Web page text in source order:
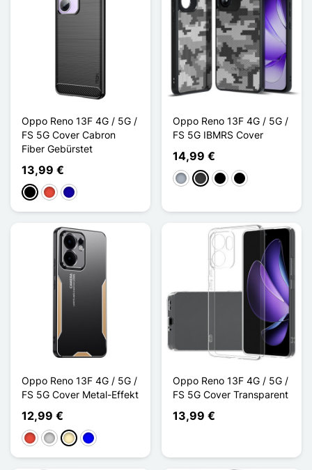
Oppo Reno 13F 4G / 5G /
FS 5G Cover Cabron
Fiber Gebürstet
13,99 €
Schwarz
Rot Dunkelblau
Oppo Reno 13F 4G / 5G /
FS 5G IBMRS Cover
14,99 €
GrauDunkelgrau
Noir Transparent
Noir Mat
Oppo Reno 13F 4G / 5G /
FS 5G Cover Metal-Effekt
12,99 €
Rot SilberGolden
Blau
Oppo Reno 13F 4G / 5G /
FS 5G Cover Transparent
13,99 €